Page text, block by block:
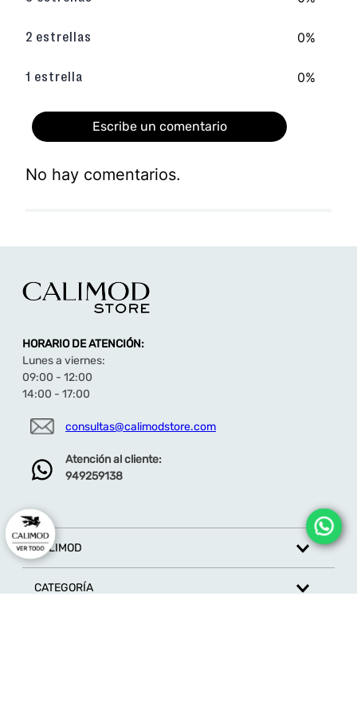
2 estrellas 0%
1 estrella 0%
Escribe un comentario
Califica el producto de 1 a 5 estrellas
Tu nombre
No hay comentarios.
HORARIO DE ATENCIÓN:
Lunes a viernes:
09:00 - 12:00
14:00 - 17:00
consultas@calimodstore.com
Atención al cliente:
949259138
CALIMOD
CATEGORÍA